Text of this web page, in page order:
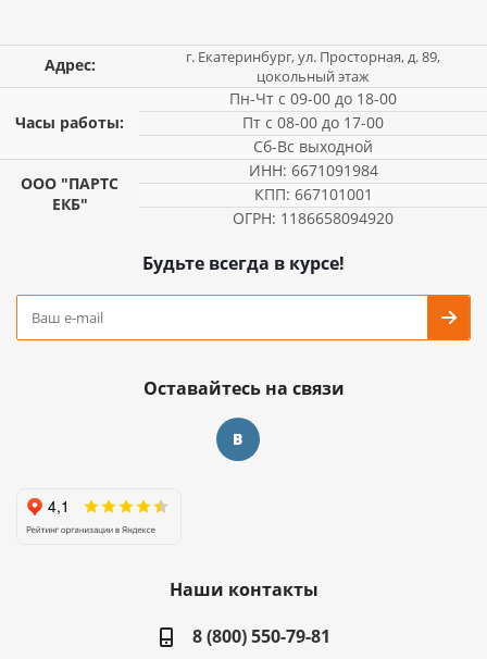
Адрес:
г. Екатеринбург, ул. Просторная, д. 89,
цокольный этаж
Часы работы:
Пн-Чт с 09-00 до 18-00
Пт с 08-00 до 17-00
Сб-Вс выходной
ООО "ПАРТС
ЕКБ"
ИНН: 6671091984
КПП: 667101001
ОГРН: 1186658094920
Будьте всегда в курсе!
Оставайтесь на связи
Наши контакты
8 (800) 550-79-81